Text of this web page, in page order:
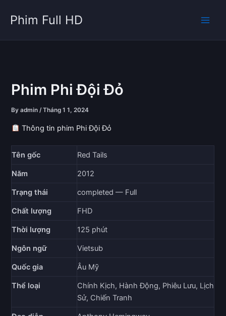
Phim Full HD
Phim Phi Đội Đỏ
Byadmin/Tháng 1 1, 2024
Thông tin phim Phi Đội Đỏ
Tên gốc Red Tails
Năm 2012
Trạng thái completed — Full
Chất lượng FHD
Thời lượng 125 phút
Ngôn ngữ Vietsub
Quốc gia Âu Mỹ
Thể loại
Chính Kịch, Hành Động, Phiêu Lưu, Lịch
Sử, Chiến Tranh